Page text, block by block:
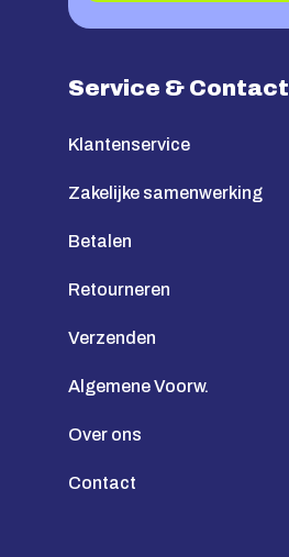
Service & Contact
Klantenservice
Zakelijke samenwerking
Betalen
Retourneren
Verzenden
Algemene Voorw.
Over ons
Contact